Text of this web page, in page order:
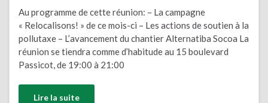
Au programme de cette réunion: – La campagne
« Relocalisons! » de ce mois-ci – Les actions de soutien à la
pollutaxe – L’avancement du chantier Alternatiba Socoa La
réunion se tiendra comme d’habitude au 15 boulevard
Passicot, de 19:00 à 21:00
Lire la suite